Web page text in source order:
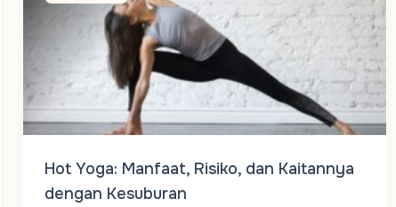
Hot Yoga: Manfaat, Risiko, dan Kaitannya
dengan Kesuburan